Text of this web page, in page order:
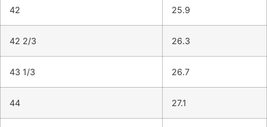
42 25.9
42 2/3 26.3
43 1/3 26.7
44 27.1